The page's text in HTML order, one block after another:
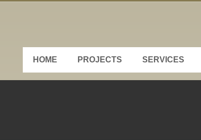
HOME PROJECTS SERVICES